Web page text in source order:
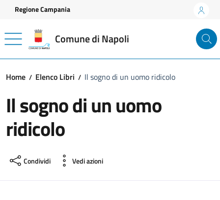
Vai ai contenuti
Vai al footer
Regione Campania
Comune di Napoli
Home Elenco Libri Il sogno di un uomo ridicolo
Il sogno di un uomo
ridicolo
Condividi Vedi azioni